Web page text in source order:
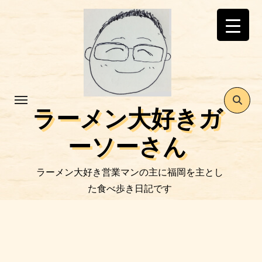
ラーメン大好きガ
ーソーさん
ラーメン大好き営業マンの主に福岡を主とし
た食べ歩き日記です